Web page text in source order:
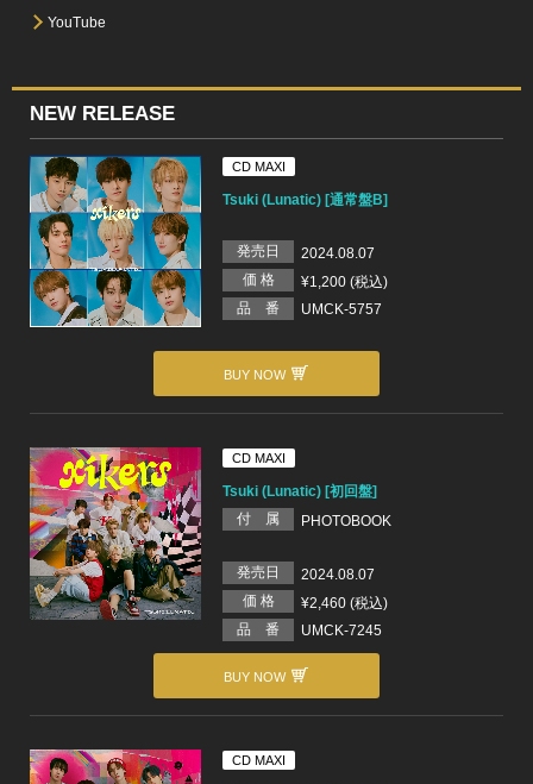
YouTube
NEW RELEASE
CD MAXI
Tsuki (Lunatic) [通常盤B]
発売日
2024.08.07
価 格
¥1,200 (税込)
品 番
UMCK-5757
BUY NOW
CD MAXI
Tsuki (Lunatic) [初回盤]
付 属
PHOTOBOOK
発売日
2024.08.07
価 格
¥2,460 (税込)
品 番
UMCK-7245
BUY NOW
CD MAXI